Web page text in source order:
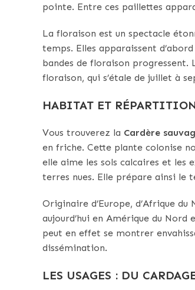
pointe. Entre ces paillettes
La floraison est un spectacle
temps. Elles apparaissent
bandes de floraison progressent.
floraison, qui s’étale de juillet à
HABITAT ET
Vous trouverez la Cardère
en friche. Cette plante colonise
elle aime les sols calcaires et les
terres nues. Elle prépare ainsi le
Originaire d’Europe, d’Afrique
aujourd’hui en Amérique du
peut en effet se montrer
dissémination.
LES USAGES : DU